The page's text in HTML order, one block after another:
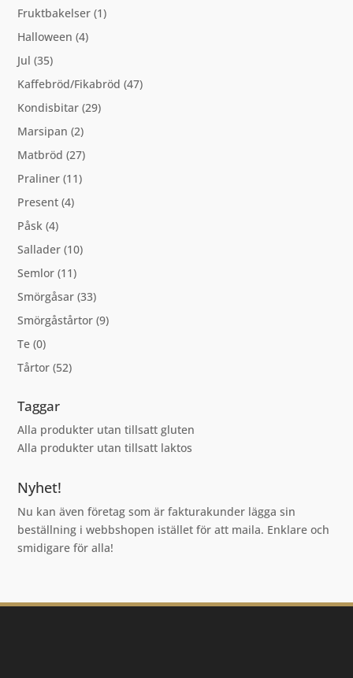
Fruktbakelser (1)
Halloween (4)
Jul (35)
Kaffebröd/Fikabröd (47)
Kondisbitar (29)
Marsipan (2)
Matbröd (27)
Praliner (11)
Present (4)
Påsk (4)
Sallader (10)
Semlor (11)
Smörgåsar (33)
Smörgåstårtor (9)
Te (0)
Tårtor (52)
Taggar
Alla produkter utan tillsatt gluten
Alla produkter utan tillsatt laktos
Nyhet!
Nu kan även företag som är fakturakunder lägga sin
beställning i webbshopen istället för att maila. Enklare och
smidigare för alla!